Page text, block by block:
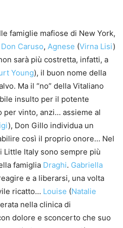
famiglie mafiose di New York,
Don Caruso, Agnese (Virna Lisi)
sarà più costretta, infatti, a
Young), il buon nome della
Ma il “no” della Vitaliano
insulto per il potente
per vinto, anzi… assieme al
), Don Gillo individua un
così il proprio onore… Nel
Italy sono sempre più
famiglia Draghi. Gabriella
e a liberarsi, una volta
ricatto… Louise (Natalie
nella clinica di
dolore e sconcerto che suo